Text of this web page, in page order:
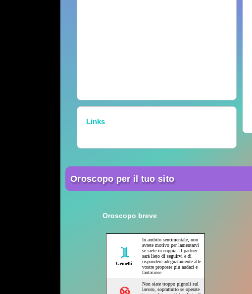
Links
Oroscopo per il tuo sito
Oroscopo breve